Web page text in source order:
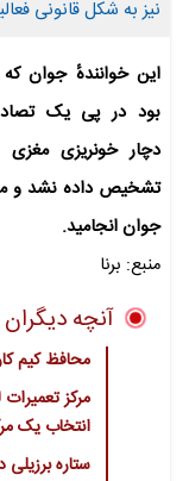
نیز به شکل قانونی
این خوانندهٔ جوان
بود در پی یک
دچار خونریزی
تشخیص داده نشد و
جوان انجامید.
منبع: برنا
آنچه
محافظ کیم
مرکز
انتخاب یک
ستاره